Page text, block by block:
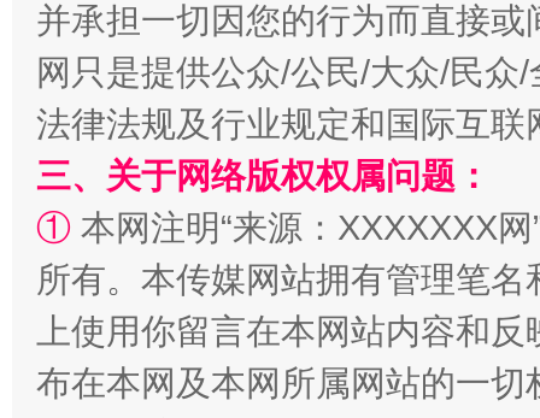
阿坝州三大球赛在茂县开幕 规模
并承担一切因您的行为而直接
网只是提供公众/公民/大众/民
法律法规及行业规定和国际互
三、关于网络版权权属问题：
① 本网注明“来源：XXXXXXX
所有。本传媒网站拥有管理笔
上使用你留言在本网站内容和
布在本网及本网所属网站的一